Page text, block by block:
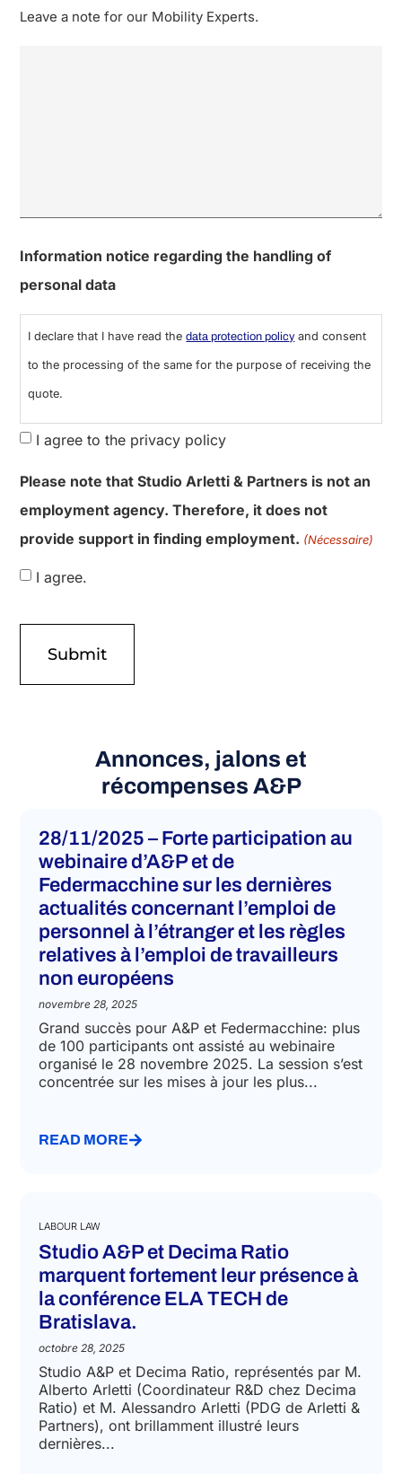
Leave a note for our Mobility Experts.
0 sur 600 caractères maximum
Information notice regarding the handling of
personal data
I declare that I have read the
to the processing of the same for the purpose of receiving the
I agree to the privacy policy
Please note that Studio Arletti & Partners is not an
employment agency. Therefore, it does not
récompenses A&P
28/11/2025 – Forte participation au
webinaire d’A&P et de
Federmacchine sur les dernières
actualités concernant l’emploi de
personnel à l’étranger et les règles
relatives à l’emploi de travailleurs
non européens
novembre 28, 2025
Grand succès pour A&P et Federmacchine: plus
concentrée sur les mises à jour les plus...
LABOUR LAW
Studio A&P et Decima Ratio
la conférence ELA TECH de
Bratislava.
octobre 28, 2025
Studio A&P et Decima Ratio, représentés par M.
Alberto Arletti (Coordinateur R&D chez Decima